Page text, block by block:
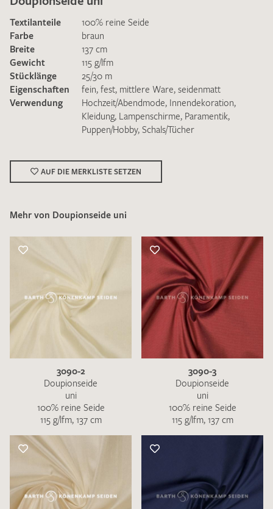
Ich bin damit einverstanden, dass meine angegebenen Daten
zur Beantwortung meiner Musteranfrage genutzt werden.
DieDatenschutzbestimmungenhabe ich zur Kenntnis
genommen und akzeptiere diese.
Textilanteile
100% reine Seide
Farbe
braun
Breite
137 cm
Gewicht
115 g/lfm
Stücklänge
25/30 m
Eigenschaften
fein, fest, mittlere Ware, seidenmatt
Verwendung
Hochzeit/Abendmode, Innendekoration,
Kleidung, Lampenschirme, Paramentik,
Puppen/Hobby, Schals/Tücher
AUF DIE MERKLISTE SETZEN
Mehr von Doupionseide uni
3090-2
Doupionseide
uni
100% reine Seide
115 g/lfm, 137 cm
3090-3
Doupionseide
uni
100% reine Seide
115 g/lfm, 137 cm